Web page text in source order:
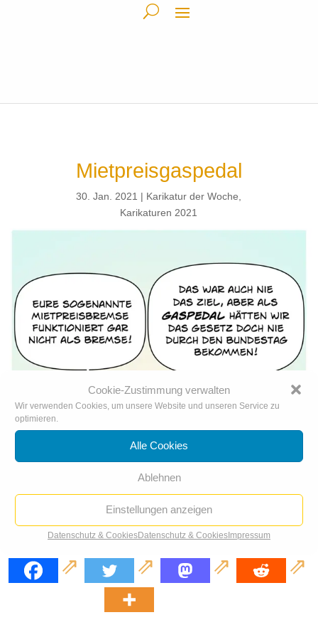
Cookie-Zustimmung verwalten
Wir verwenden Cookies, um unsere Website und unseren Service zu
optimieren.
Alle Cookies
Ablehnen
Einstellungen anzeigen
Datenschutz & CookiesDatenschutz & CookiesImpressum
Mietpreisgaspedal
30. Jan. 2021 Karikatur der Woche
Karikaturen 2021
Mietpreisgaspedal